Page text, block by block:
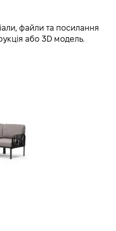
файли та посилання
або 3D модель.